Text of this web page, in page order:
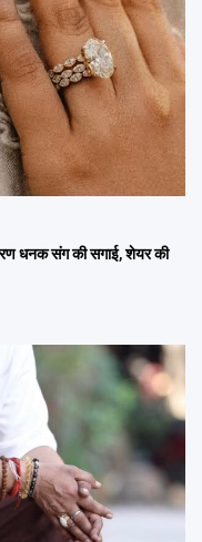
धनक संग की सगाई, शेयर की